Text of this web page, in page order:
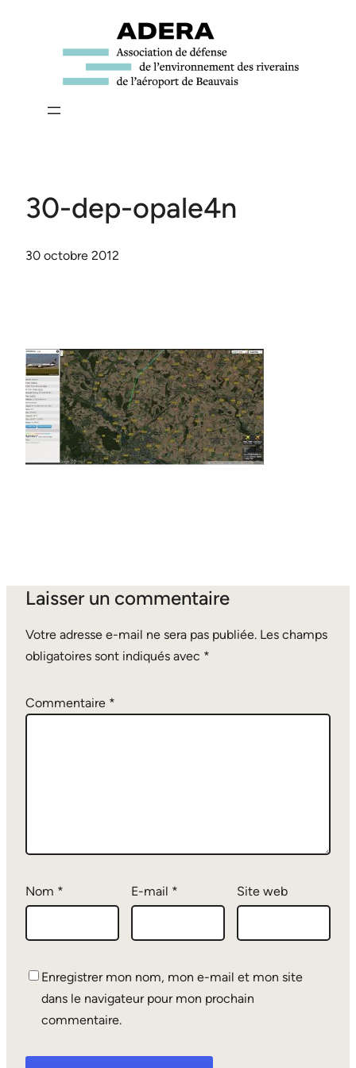
30-dep-opale4n
30 octobre 2012
Laisser un commentaire
Votre adresse e-mail ne sera pas publiée. Les champs
obligatoires sont indiqués avec *
Commentaire *
Nom * E-mail * Site web
Enregistrer mon nom, mon e-mail et mon site
dans le navigateur pour mon prochain
commentaire.